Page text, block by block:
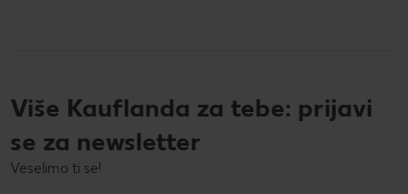
Više Kauflanda za tebe: prijavi
se za newsletter
Veselimo ti se!